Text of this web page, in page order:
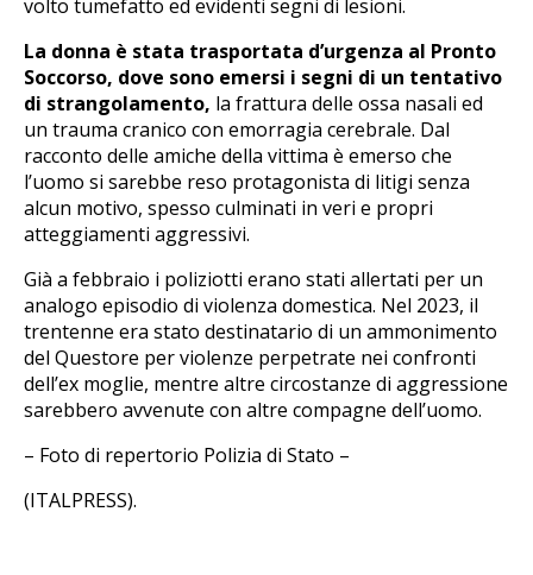
volto tumefatto ed evidenti segni di lesioni.
La donna è stata trasportata d’urgenza al Pronto
Soccorso, dove sono emersi i segni di un tentativo
di strangolamento, la frattura delle ossa nasali ed
un trauma cranico con emorragia cerebrale. Dal
racconto delle amiche della vittima è emerso che
l’uomo si sarebbe reso protagonista di litigi senza
alcun motivo, spesso culminati in veri e propri
atteggiamenti aggressivi.
Già a febbraio i poliziotti erano stati allertati per un
analogo episodio di violenza domestica. Nel 2023, il
trentenne era stato destinatario di un ammonimento
del Questore per violenze perpetrate nei confronti
dell’ex moglie, mentre altre circostanze di aggressione
sarebbero avvenute con altre compagne dell’uomo.
– Foto di repertorio Polizia di Stato –
(ITALPRESS).